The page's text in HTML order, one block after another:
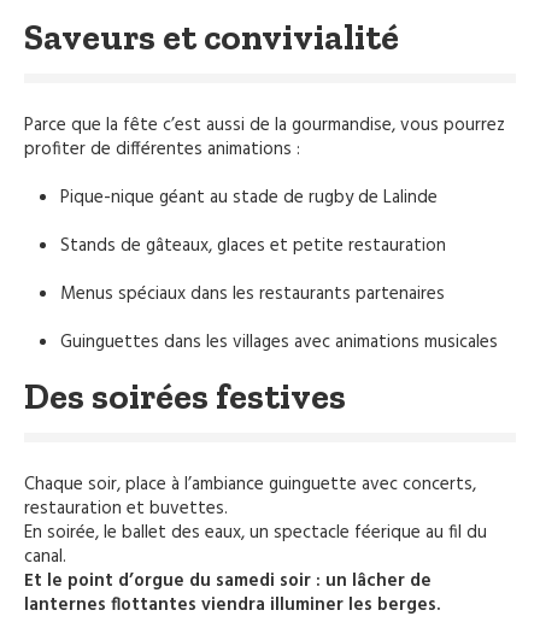
Saveurs et convivialité
Parce que la fête c’est aussi de la gourmandise, vous pourrez
profiter de différentes animations :
Pique-nique géant au stade de rugby de Lalinde
Stands de gâteaux, glaces et petite restauration
Menus spéciaux dans les restaurants partenaires
Guinguettes dans les villages avec animations musicales
Des soirées festives
Chaque soir, place à l’ambiance guinguette avec concerts,
restauration et buvettes.
En soirée, le ballet des eaux, un spectacle féerique au fil du
canal.
Et le point d’orgue du samedi soir : un lâcher de
lanternes flottantes viendra illuminer les berges.